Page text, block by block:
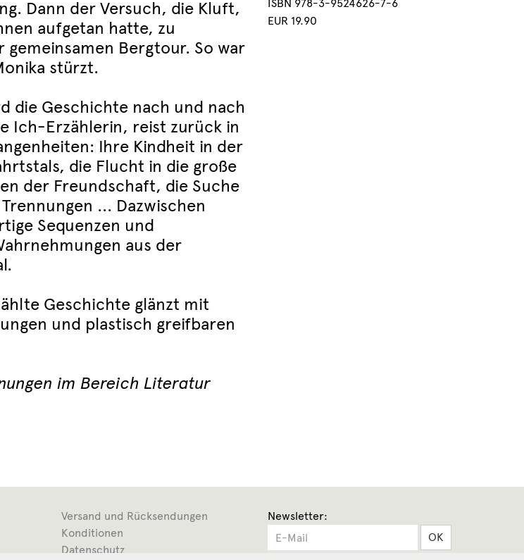
Dann der Versuch, die Kluft,
aufgetan hatte, zu
gemeinsamen Bergtour. So war
stürzt.
die Geschichte nach und nach
Ich-Erzählerin, reist zurück in
Ihre Kindheit in der
die Flucht in die große
der Freundschaft, die Suche
... Dazwischen
Sequenzen und
aus der
Geschichte glänzt mit
und plastisch greifbaren
im Bereich Literatur
ISBN 978-3-9524626-7-6
EUR 19.90
Versand und Rücksendungen
Konditionen
Datenschutz
Newsletter:
OK